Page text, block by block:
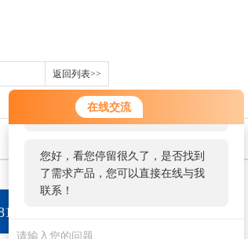
在线交流
您好！欢迎前来咨询，很高兴为您
服务，请问您要咨询什么问题呢？
您好，看您停留很久了，是否找到
了需求产品，您可以直接在线与我
联系！
返回列表>>